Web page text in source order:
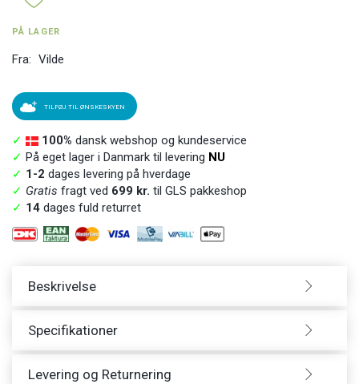
PÅ LAGER
Fra: Vilde
TILFØJ TIL ØNSKESKYEN
✓ 100% dansk webshop og kundeservice
✓ På eget lager i Danmark til levering NU
✓ 1-2 dages levering på hverdage
✓ Gratis fragt ved 699 kr. til GLS pakkeshop
✓ 14 dages fuld returret
Beskrivelse
Specifikationer
Levering og Returnering